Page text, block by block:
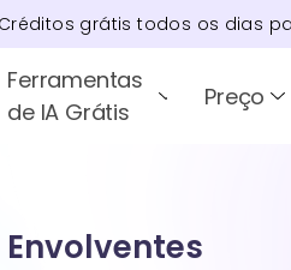
Créditos grátis todos os dias
Ferramentas
de IA Grátis
Preço
Envolventes